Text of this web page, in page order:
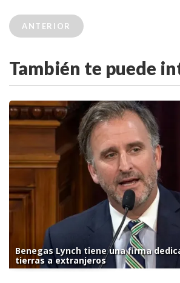
ANTERIOR
También te puede
Benegas Lynch tiene una firma
tierras a extranjeros